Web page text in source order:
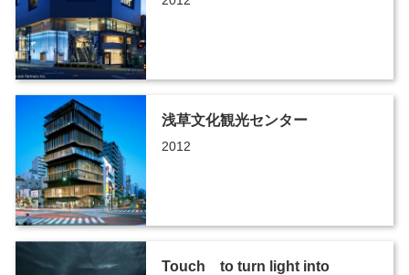
浅草文化観光センター
2012
Touch to turn light into